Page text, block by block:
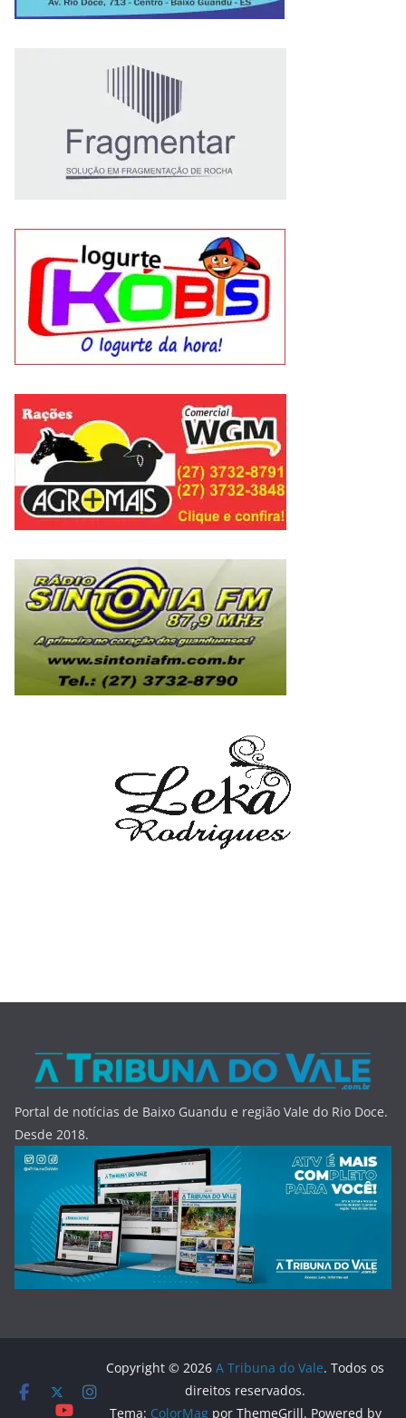
Portal de notícias de Baixo Guandu e região Vale do Rio Doce.
Desde 2018.
Copyright © 2026A Tribuna do Vale. Todos os
direitos reservados.
Tema: ColorMagpor ThemeGrill. Powered by